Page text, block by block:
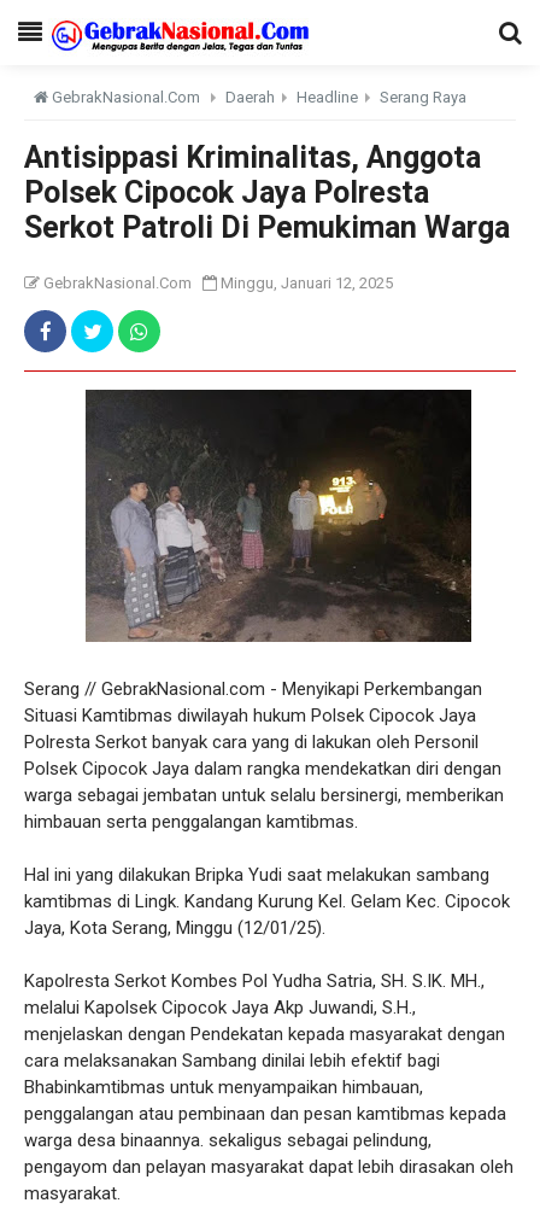
GebrakNasional.Com Daerah Headline Serang Raya
Antisippasi Kriminalitas, Anggota
Polsek Cipocok Jaya Polresta
Serkot Patroli Di Pemukiman Warga
GebrakNasional.Com Minggu, Januari 12, 2025
Serang // GebrakNasional.com - Menyikapi Perkembangan
Situasi Kamtibmas diwilayah hukum Polsek Cipocok Jaya
Polresta Serkot banyak cara yang di lakukan oleh Personil
Polsek Cipocok Jaya dalam rangka mendekatkan diri dengan
warga sebagai jembatan untuk selalu bersinergi, memberikan
himbauan serta penggalangan kamtibmas.
Hal ini yang dilakukan Bripka Yudi saat melakukan sambang
kamtibmas di Lingk. Kandang Kurung Kel. Gelam Kec. Cipocok
Jaya, Kota Serang, Minggu (12/01/25).
Kapolresta Serkot Kombes Pol Yudha Satria, SH. S.IK. MH.,
melalui Kapolsek Cipocok Jaya Akp Juwandi, S.H.,
menjelaskan dengan Pendekatan kepada masyarakat dengan
cara melaksanakan Sambang dinilai lebih efektif bagi
Bhabinkamtibmas untuk menyampaikan himbauan,
penggalangan atau pembinaan dan pesan kamtibmas kepada
warga desa binaannya. sekaligus sebagai pelindung,
pengayom dan pelayan masyarakat dapat lebih dirasakan oleh
masyarakat.